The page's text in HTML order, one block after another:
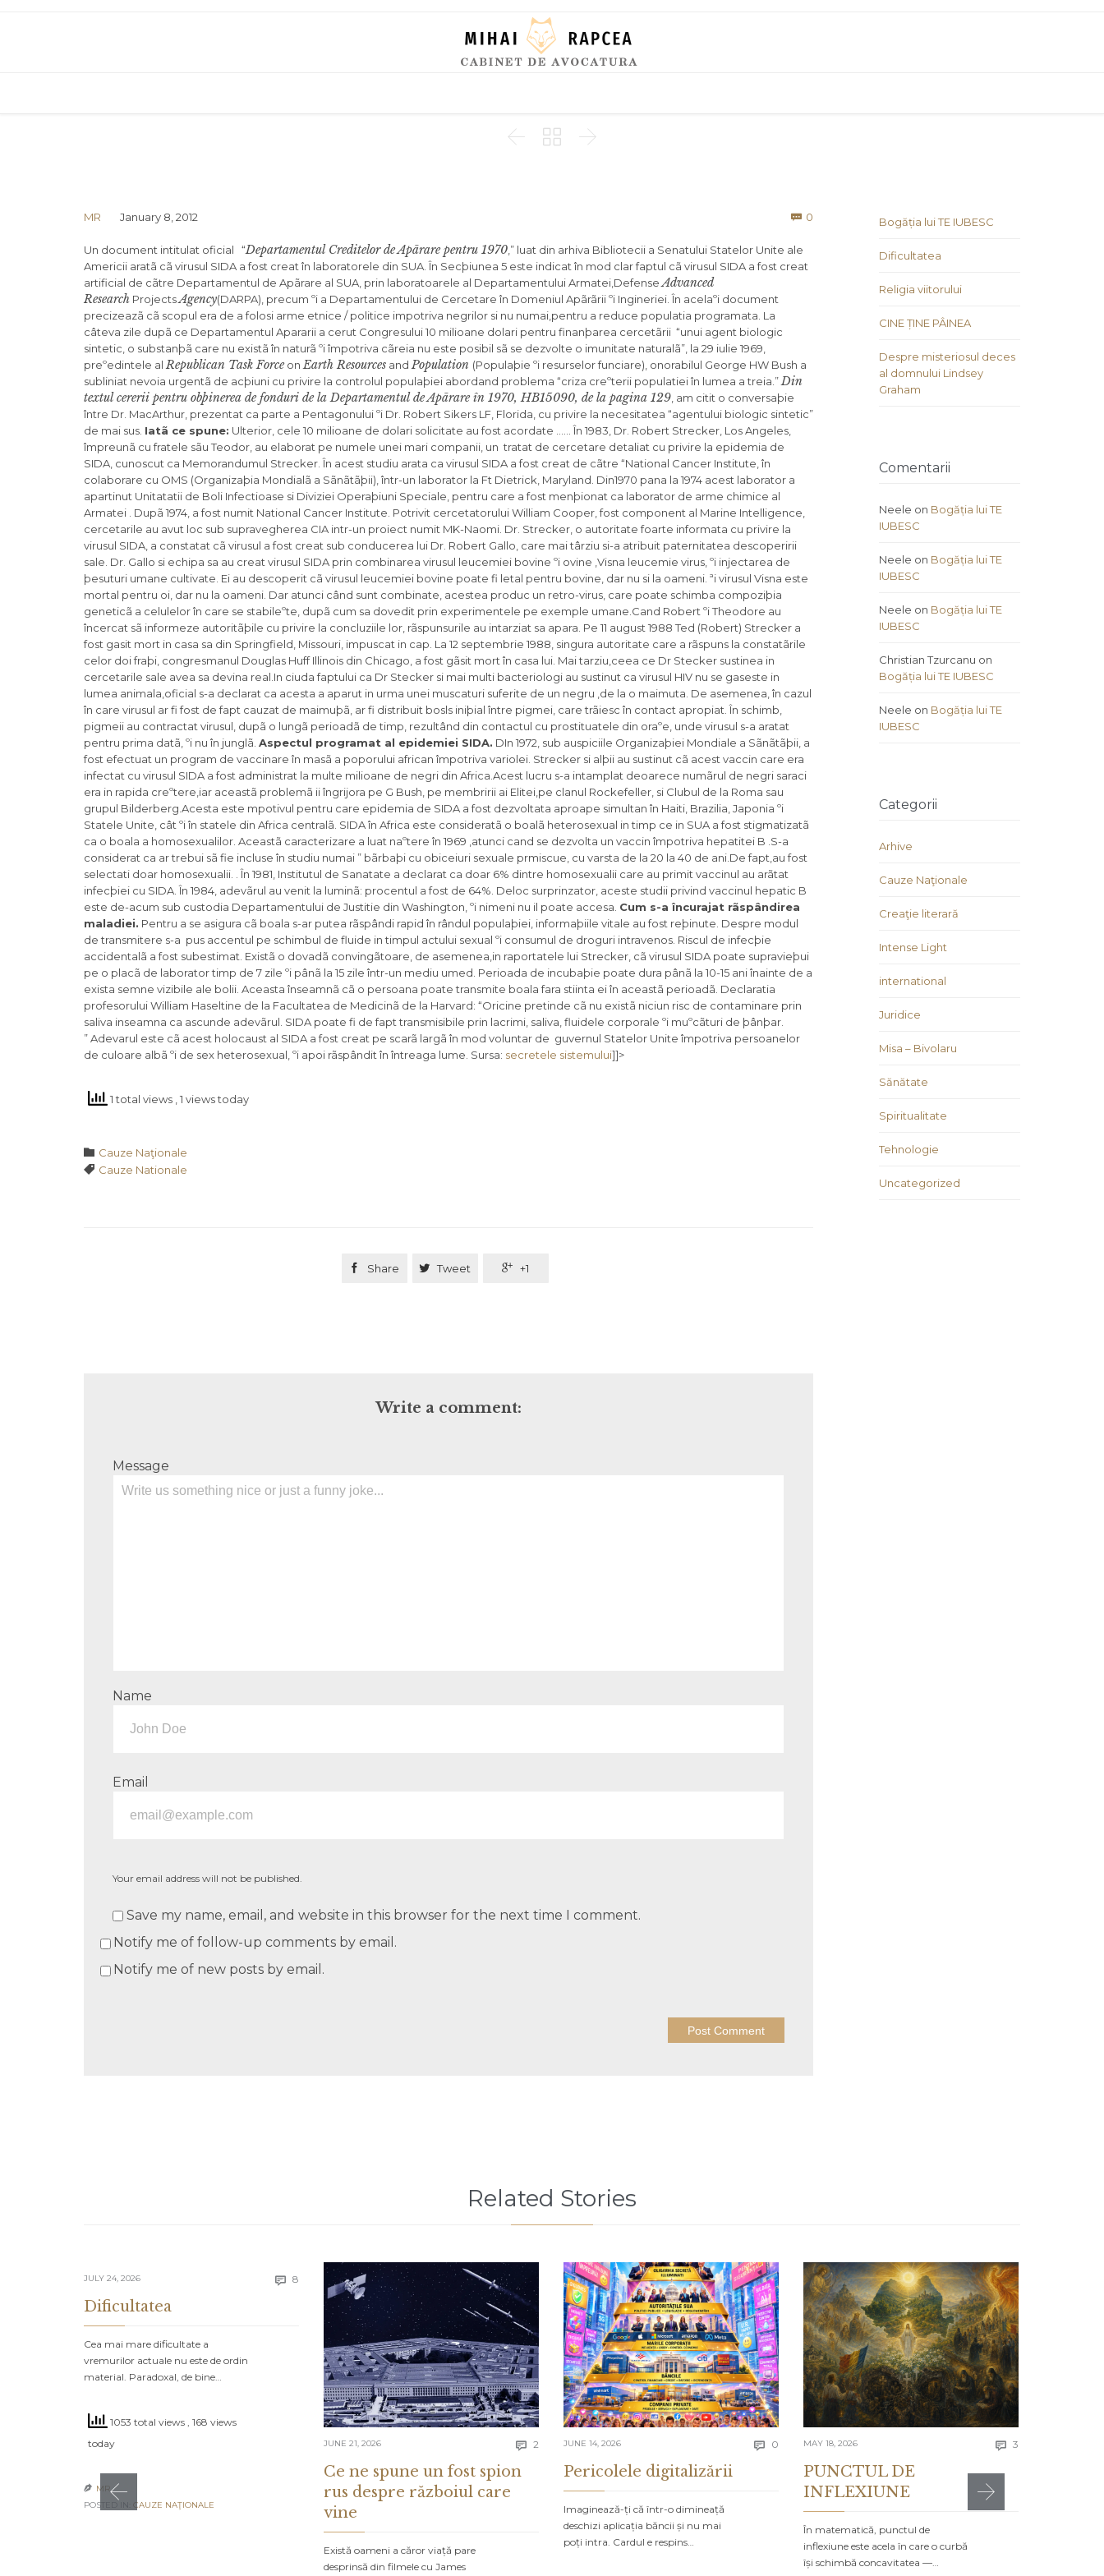
  
MR January 8, 2012  0
Un document intitulat oficial “Departamentul Creditelor de Apãrare pentru 1970 ,” luat din arhiva Bibliotecii a Senatului Statelor Unite ale
Americii aratã cã virusul SIDA a fost creat în laboratorele din SUA. În Secþiunea 5 este indicat în mod clar faptul cã virusul SIDA a fost creat
artificial de cãtre Departamentul de Apãrare al SUA, prin laboratoarele al Departamentului Armatei,Defense Advanced
Research ProjectsAgency(DARPA), precum ºi a Departamentului de Cercetare în Domeniul Apãrãrii ºi Ingineriei. În acelaºi document
precizeazã cã scopul era de a folosi arme etnice / politice impotriva negrilor si nu numai,pentru a reduce populatia programata. La
câteva zile dupã ce Departamentul Apararii a cerut Congresului 10 milioane dolari pentru finanþarea cercetãrii “unui agent biologic
sintetic, o substanþã care nu existã în naturã ºi împotriva cãreia nu este posibil sã se dezvolte o imunitate naturalã”, la 29 iulie 1969,
preºedintele al Republican Task Forceon Earth Resources and Population (Populaþie ºi resurselor funciare), onorabilul George HW Bush a
subliniat nevoia urgentã de acþiuni cu privire la controlul populaþiei abordand problema “criza creºterii populatiei în lumea a treia.”Din
textul cererii pentru obþinerea de fonduri de la Departamentul de Apãrare în 1970, HB15090, de la pagina 129 , am citit o conversaþie
între Dr. MacArthur, prezentat ca parte a Pentagonului ºi Dr. Robert Sikers LF, Florida, cu privire la necesitatea “agentului biologic sintetic”
de mai sus. Iatã ce spune: Ulterior, cele 10 milioane de dolari solicitate au fost acordate …… În 1983, Dr. Robert Strecker, Los Angeles,
împreunã cu fratele sãu Teodor, au elaborat pe numele unei mari companii, un tratat de cercetare detaliat cu privire la epidemia de
SIDA, cunoscut ca Memorandumul Strecker. În acest studiu arata ca virusul SIDA a fost creat de cãtre “National Cancer Institute, în
colaborare cu OMS (Organizaþia Mondialã a Sãnãtãþii), într-un laborator la Ft Dietrick, Maryland. Din1970 pana la 1974 acest laborator a
apartinut Unitatatii de Boli Infectioase si Diviziei Operaþiuni Speciale, pentru care a fost menþionat ca laborator de arme chimice al
Armatei . Dupã 1974, a fost numit National Cancer Institute. Potrivit cercetatorului William Cooper, fost component al Marine Intelligence,
cercetarile au avut loc sub supravegherea CIA intr-un proiect numit MK-Naomi. Dr. Strecker, o autoritate foarte informata cu privire la
virusul SIDA, a constatat cã virusul a fost creat sub conducerea lui Dr. Robert Gallo, care mai târziu si-a atribuit paternitatea descoperirii
sale. Dr. Gallo si echipa sa au creat virusul SIDA prin combinarea virusul leucemiei bovine ºi ovine ,Visna leucemie virus, ºi injectarea de
þesuturi umane cultivate. Ei au descoperit cã virusul leucemiei bovine poate fi letal pentru bovine, dar nu si la oameni. ªi virusul Visna este
mortal pentru oi, dar nu la oameni. Dar atunci când sunt combinate, acestea produc un retro-virus, care poate schimba compoziþia
geneticã a celulelor în care se stabileºte, dupã cum sa dovedit prin experimentele pe exemple umane.Cand Robert ºi Theodore au
încercat sã informeze autoritãþile cu privire la concluziile lor, rãspunsurile au intarziat sa apara. Pe 11 august 1988 Ted (Robert) Strecker a
fost gasit mort in casa sa din Springfield, Missouri, impuscat in cap. La 12 septembrie 1988, singura autoritate care a rãspuns la constatãrile
celor doi fraþi, congresmanul Douglas Huff Illinois din Chicago, a fost gãsit mort în casa lui. Mai tarziu,ceea ce Dr Stecker sustinea in
cercetarile sale avea sa devina real.In ciuda faptului ca Dr Stecker si mai multi bacteriologi au sustinut ca virusul HIV nu se gaseste in
lumea animala,oficial s-a declarat ca acesta a aparut in urma unei muscaturi suferite de un negru ,de la o maimuta. De asemenea, în cazul
în care virusul ar fi fost de fapt cauzat de maimuþã, ar fi distribuit bosls iniþial între pigmei, care trãiesc în contact apropiat. În schimb,
pigmeii au contractat virusul, dupã o lungã perioadã de timp, rezultând din contactul cu prostituatele din oraºe, unde virusul s-a aratat
pentru prima datã, ºi nu în junglã. Aspectul programat al epidemiei SIDA. DIn 1972, sub auspiciile Organizaþiei Mondiale a Sãnãtãþii, a
fost efectuat un program de vaccinare în masã a poporului african împotriva variolei. Strecker si alþii au sustinut cã acest vaccin care era
infectat cu virusul SIDA a fost administrat la multe milioane de negri din Africa.Acest lucru s-a intamplat deoarece numãrul de negri saraci
era in rapida creºtere,iar aceastã problemã ii îngrijora pe G Bush, pe membririi ai Elitei,pe clanul Rockefeller, si Clubul de la Roma sau
grupul Bilderberg.Acesta este mpotivul pentru care epidemia de SIDA a fost dezvoltata aproape simultan în Haiti, Brazilia, Japonia ºi
Statele Unite, cât ºi în statele din Africa centralã. SIDA în Africa este consideratã o boalã heterosexual in timp ce in SUA a fost stigmatizatã
ca o boala a homosexualilor. Aceastã caracterizare a luat naºtere în 1969 ,atunci cand se dezvolta un vaccin împotriva hepatitei B .S-a
considerat ca ar trebui sã fie incluse în studiu numai ” bãrbaþi cu obiceiuri sexuale prmiscue, cu varsta de la 20 la 40 de ani.De fapt,au fost
selectati doar homosexualii. . În 1981, Institutul de Sanatate a declarat ca doar 6% dintre homosexualii care au primit vaccinul au arãtat
infecþiei cu SIDA. În 1984, adevãrul au venit la luminã: procentul a fost de 64%. Deloc surprinzator, aceste studii privind vaccinul hepatic B
este de-acum sub custodia Departamentului de Justitie din Washington, ºi nimeni nu il poate accesa. Cum s-a încurajat rãspândirea
maladiei. Pentru a se asigura cã boala s-ar putea rãspândi rapid în rândul populaþiei, informaþiile vitale au fost reþinute. Despre modul
de transmitere s-a pus accentul pe schimbul de fluide in timpul actului sexual ºi consumul de droguri intravenos. Riscul de infecþie
accidentalã a fost subestimat. Existã o dovadã convingãtoare, de asemenea,in raportatele lui Strecker, cã virusul SIDA poate supravieþui
pe o placã de laborator timp de 7 zile ºi pânã la 15 zile într-un mediu umed. Perioada de incubaþie poate dura pânã la 10-15 ani înainte de a
exista semne vizibile ale bolii. Aceasta înseamnã cã o persoana poate transmite boala fara stiinta ei în aceastã perioadã. Declaratia
profesorului William Haseltine de la Facultatea de Medicinã de la Harvard: “Oricine pretinde cã nu existã niciun risc de contaminare prin
saliva inseamna ca ascunde adevãrul. SIDA poate fi de fapt transmisibile prin lacrimi, saliva, fluidele corporale ºi muºcãturi de þânþar.
” Adevarul este cã acest holocaust al SIDA a fost creat pe scarã largã în mod voluntar de guvernul Statelor Unite împotriva persoanelor
de culoare albã ºi de sex heterosexual, ºi apoi rãspândit în întreaga lume. Sursa: secretele sistemului]]>
1 total views , 1 views today
 Category
Cauze Naţionale
 Tags
Cauze Nationale
 Share  Tweet  +1
Write a comment:
Message
Name
Email
Your email address will not be published.
Save my name, email, and website in this browser for the next time I comment.
Notify me of follow-up comments by email.
Notify me of new posts by email.
Bogăția lui TE IUBESC
Dificultatea
Religia viitorului
CINE ȚINE PÂINEA
Despre misteriosul deces
al domnului Lindsey
Graham
Comentarii
Neele on Bogăția lui TE
IUBESC
Neele on Bogăția lui TE
IUBESC
Neele on Bogăția lui TE
IUBESC
Christian Tzurcanu on
Bogăția lui TE IUBESC
Neele on Bogăția lui TE
IUBESC
Categorii
Arhive
Cauze Naţionale
Creaţie literară
Intense Light
international
Juridice
Misa – Bivolaru
Sănătate
Spiritualitate
Tehnologie
Uncategorized
Related Stories
JULY 24, 2026  8 Comments
Dificultatea
Cea mai mare dificultate a
vremurilor actuale nu este de ordin
material. Paradoxal, de bine…
1053 total views , 168 views
today
 MR
POSTED IN: CAUZE NAŢIONALE
JUNE 21, 2026  2 Comments
Ce ne spune un fost spion
rus despre războiul care
vine
Există oameni a căror viață pare
desprinsă din filmele cu James
JUNE 14, 2026  0 Comments
Pericolele digitalizării
Imaginează-ți că într-o dimineață
deschizi aplicația băncii și nu mai
poți intra. Cardul e respins…
MAY 18, 2026  3
PUNCTUL DE
INFLEXIUNE
În matematică, punctul de
inflexiune este acela în care o curbă
își schimbă concavitatea —…